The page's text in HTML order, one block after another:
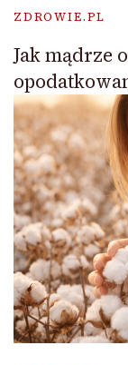
ZDROWIE.PL
Jak mądrze